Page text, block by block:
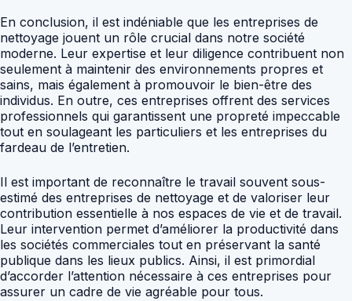
En conclusion, il est indéniable que les entreprises de
nettoyage jouent un rôle crucial dans notre société
moderne. Leur expertise et leur diligence contribuent non
seulement à maintenir des environnements propres et
sains, mais également à promouvoir le bien-être des
individus. En outre, ces entreprises offrent des services
professionnels qui garantissent une propreté impeccable
tout en soulageant les particuliers et les entreprises du
fardeau de l’entretien.
Il est important de reconnaître le travail souvent sous-
estimé des entreprises de nettoyage et de valoriser leur
contribution essentielle à nos espaces de vie et de travail.
Leur intervention permet d’améliorer la productivité dans
les sociétés commerciales tout en préservant la santé
publique dans les lieux publics. Ainsi, il est primordial
d’accorder l’attention nécessaire à ces entreprises pour
assurer un cadre de vie agréable pour tous.